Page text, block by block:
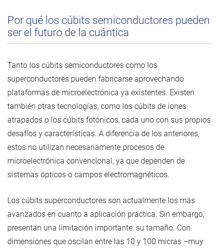
Por qué los cúbits semiconductores pueden
ser el futuro de la cuántica
Tanto los cúbits semiconductores como los
superconductores pueden fabricarse aprovechando
plataformas de microelectrónica ya existentes. Existen
también otras tecnologías, como los cúbits de iones
atrapados o los cúbits fotónicos, cada uno con sus propios
desafíos y características. A diferencia de los anteriores,
estos no utilizan necesariamente procesos de
microelectrónica convencional, ya que dependen de
sistemas ópticos o campos electromagnéticos.
Los cúbits superconductores son actualmente los más
avanzados en cuanto a aplicación práctica. Sin embargo,
presentan una limitación importante: su tamaño. Con
dimensiones que oscilan entre las 10 y 100 micras –muy